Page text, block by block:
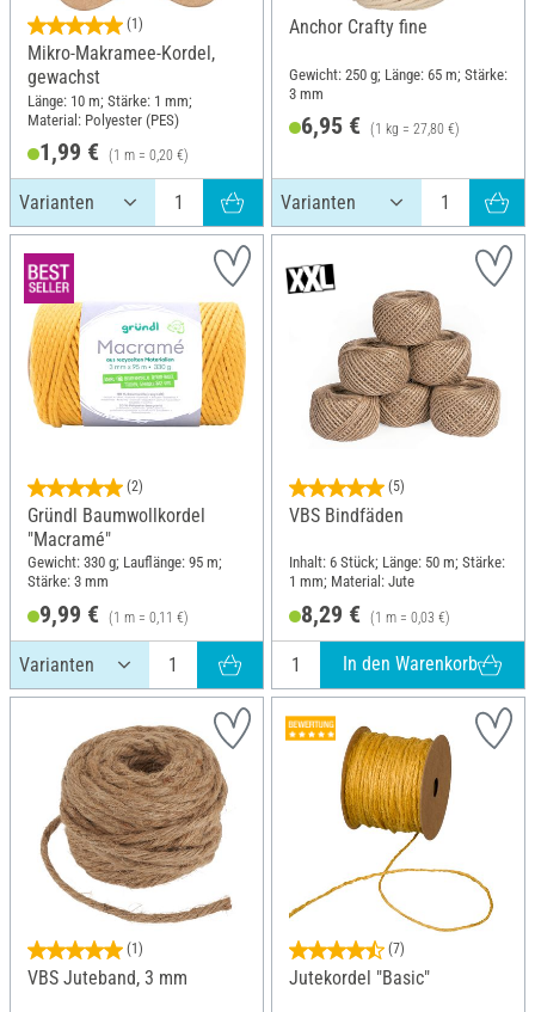
(1)
Mikro-Makramee-Kordel,
gewachst
Länge: 10 m; Stärke: 1 mm;
Material: Polyester (PES)
1,99 € (1 m = 0,20 €)
Anchor Crafty fine
Gewicht: 250 g; Länge: 65 m; Stärke:
3 mm
6,95 € (1 kg = 27,80 €)
(2)
Gründl Baumwollkordel
"Macramé"
Gewicht: 330 g; Lauflänge: 95 m;
Stärke: 3 mm
9,99 € (1 m = 0,11 €)
(5)
VBS Bindfäden
Inhalt: 6 Stück; Länge: 50 m; Stärke:
1 mm; Material: Jute
8,29 € (1 m = 0,03 €)
In den Warenkorb
(1)
VBS Juteband, 3 mm
(7)
Jutekordel "Basic"